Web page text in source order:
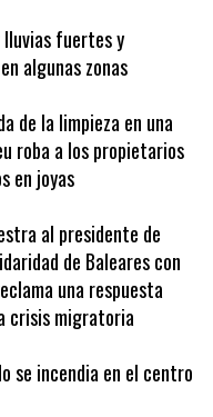
fuertes y
algunas zonas
de la limpieza en una
roba a los propietarios
en joyas
al presidente de
de Baleares con
una respuesta
crisis migratoria
se incendia en el centro